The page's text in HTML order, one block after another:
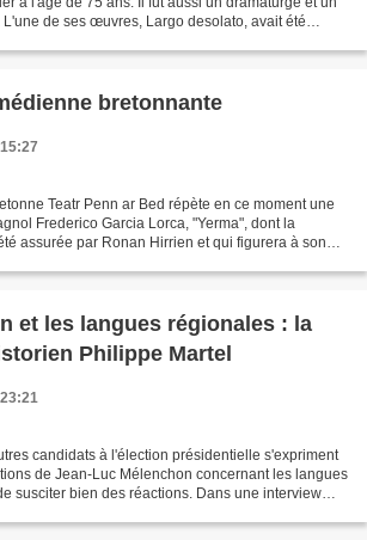
de ses œuvres, Largo desolato, avait été
bretonnante
Teatr Penn ar Bed répète en ce moment une
Frederico Garcia Lorca, "Yerma", dont la
assurée par Ronan Hirrien et qui figurera à son
et les langues régionales : la
Philippe Martel
candidats à l'élection présidentielle s'expriment
de Jean-Luc Mélenchon concernant les langues
susciter bien des réactions. Dans une interview